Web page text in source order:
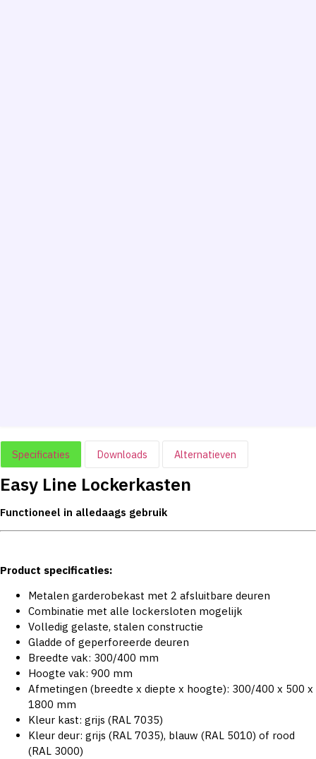
Specificaties Downloads Alternatieven
Easy Line Lockerkasten
Functioneel in alledaags gebruik
Product specificaties:
Metalen garderobekast met 2 afsluitbare deuren
Combinatie met alle lockersloten mogelijk
Volledig gelaste, stalen constructie
Gladde of geperforeerde deuren
Breedte vak: 300/400 mm
Hoogte vak: 900 mm
Afmetingen (breedte x diepte x hoogte): 300/400 x 500 x
1800 mm
Kleur kast: grijs (RAL 7035)
Kleur deur: grijs (RAL 7035), blauw (RAL 5010) of rood
(RAL 3000)